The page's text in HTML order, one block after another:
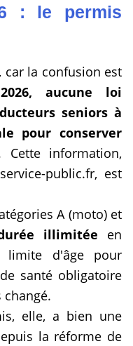
: le permis
car la confusion est
aucune loi
seniors à
pour conserver
Cette information,
public.fr, est
A (moto) et
illimitée en
limite d'âge pour
santé obligatoire
changé.
elle, a bien une
la réforme de